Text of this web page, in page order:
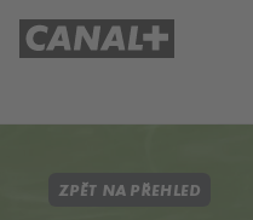
ZPĚT NA PŘEHLED